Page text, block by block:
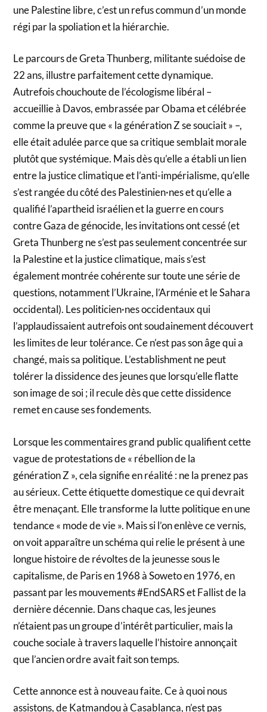
une Palestine libre, c’est un refus commun d’un monde
régi par la spoliation et la hiérarchie.
Le parcours de Greta Thunberg, militante suédoise de
22 ans, illustre parfaitement cette dynamique.
Autrefois chouchoute de l’écologisme libéral –
accueillie à Davos, embrassée par Obama et célébrée
comme la preuve que « la génération Z se souciait » –,
elle était adulée parce que sa critique semblait morale
plutôt que systémique. Mais dès qu’elle a établi un lien
entre la justice climatique et l’anti-impérialisme, qu’elle
s’est rangée du côté des Palestinien·nes et qu’elle a
qualifié l’apartheid israélien et la guerre en cours
contre Gaza de génocide, les invitations ont cessé (et
Greta Thunberg ne s’est pas seulement concentrée sur
la Palestine et la justice climatique, mais s’est
également montrée cohérente sur toute une série de
questions, notamment l’Ukraine, l’Arménie et le Sahara
occidental). Les politicien·nes occidentaux qui
l’applaudissaient autrefois ont soudainement découvert
les limites de leur tolérance. Ce n’est pas son âge qui a
changé, mais sa politique. L’establishment ne peut
tolérer la dissidence des jeunes que lorsqu’elle flatte
son image de soi ; il recule dès que cette dissidence
remet en cause ses fondements.
Lorsque les commentaires grand public qualifient cette
vague de protestations de « rébellion de la
génération Z », cela signifie en réalité : ne la prenez pas
au sérieux. Cette étiquette domestique ce qui devrait
être menaçant. Elle transforme la lutte politique en une
tendance « mode de vie ». Mais si l’on enlève ce vernis,
on voit apparaître un schéma qui relie le présent à une
longue histoire de révoltes de la jeunesse sous le
capitalisme, de Paris en 1968 à Soweto en 1976, en
passant par les mouvements #EndSARS et Fallist de la
dernière décennie. Dans chaque cas, les jeunes
n’étaient pas un groupe d’intérêt particulier, mais la
couche sociale à travers laquelle l’histoire annonçait
que l’ancien ordre avait fait son temps.
Cette annonce est à nouveau faite. Ce à quoi nous
assistons, de Katmandou à Casablanca, n’est pas